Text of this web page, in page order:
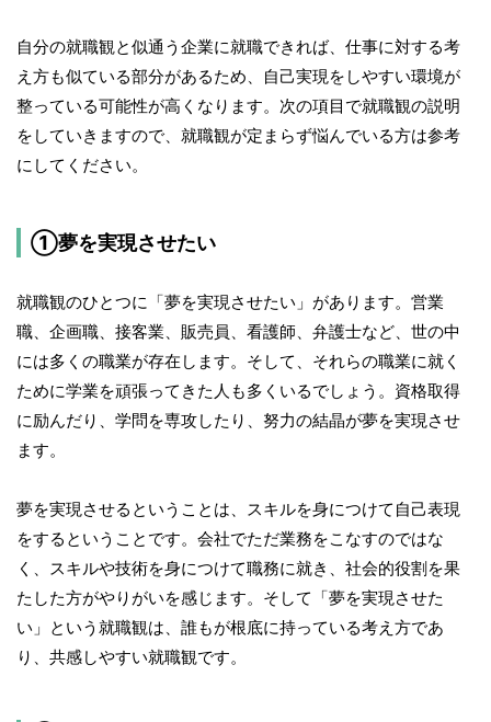
自分の就職観と似通う企業に就職できれば、仕事に対する考
え方も似ている部分があるため、自己実現をしやすい環境が
整っている可能性が高くなります。次の項目で就職観の説明
をしていきますので、就職観が定まらず悩んでいる方は参考
にしてください。
①夢を実現させたい
就職観のひとつに「夢を実現させたい」があります。営業
職、企画職、接客業、販売員、看護師、弁護士など、世の中
には多くの職業が存在します。そして、それらの職業に就く
ために学業を頑張ってきた人も多くいるでしょう。資格取得
に励んだり、学問を専攻したり、努力の結晶が夢を実現させ
ます。
夢を実現させるということは、スキルを身につけて自己表現
をするということです。会社でただ業務をこなすのではな
く、スキルや技術を身につけて職務に就き、社会的役割を果
たした方がやりがいを感じます。そして「夢を実現させた
い」という就職観は、誰もが根底に持っている考え方であ
り、共感しやすい就職観です。